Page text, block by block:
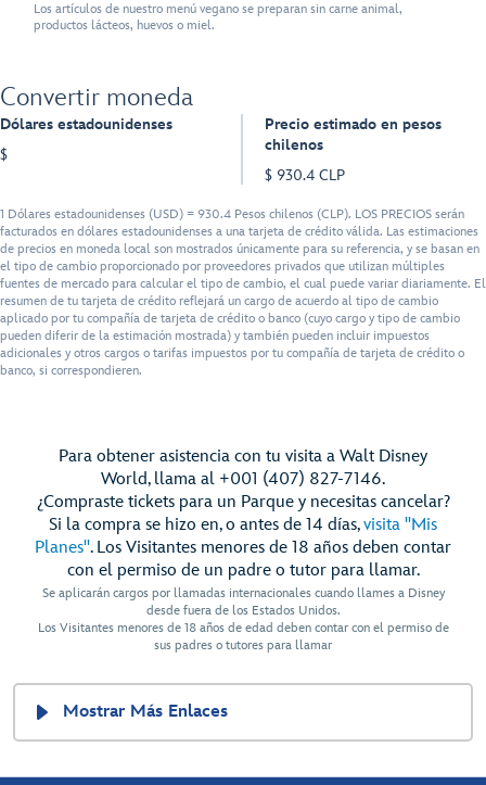
Los artículos de nuestro menú vegano se preparan sin carne animal,
productos lácteos, huevos o miel.
Convertir moneda
Dólares estadounidenses
$
Precio estimado en pesos
chilenos
$ 930.4 CLP
1 Dólares estadounidenses (USD) = 930.4 Pesos chilenos (CLP). LOS PRECIOS serán
facturados en dólares estadounidenses a una tarjeta de crédito válida. Las estimaciones
de precios en moneda local son mostrados únicamente para su referencia, y se basan en
el tipo de cambio proporcionado por proveedores privados que utilizan múltiples
fuentes de mercado para calcular el tipo de cambio, el cual puede variar diariamente. El
resumen de tu tarjeta de crédito reflejará un cargo de acuerdo al tipo de cambio
aplicado por tu compañía de tarjeta de crédito o banco (cuyo cargo y tipo de cambio
pueden diferir de la estimación mostrada) y también pueden incluir impuestos
adicionales y otros cargos o tarifas impuestos por tu compañía de tarjeta de crédito o
banco, si correspondieren.
Para obtener asistencia con tu visita a Walt Disney
World, llama al +001 (407) 827-7146.
¿Compraste tickets para un Parque y necesitas cancelar?
Si la compra se hizo en, o antes de 14 días,visita "Mis
Planes". Los Visitantes menores de 18 años deben contar
con el permiso de un padre o tutor para llamar.
Se aplicarán cargos por llamadas internacionales cuando llames a Disney
desde fuera de los Estados Unidos.
Los Visitantes menores de 18 años de edad deben contar con el permiso de
sus padres o tutores para llamar
Mostrar Más Enlaces